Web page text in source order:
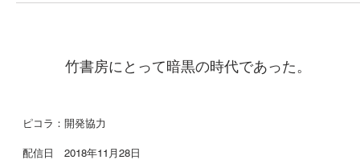
ピコラ：開発協力
配信日 2018年11月28日
竹書房にとって暗黒の時代であった。